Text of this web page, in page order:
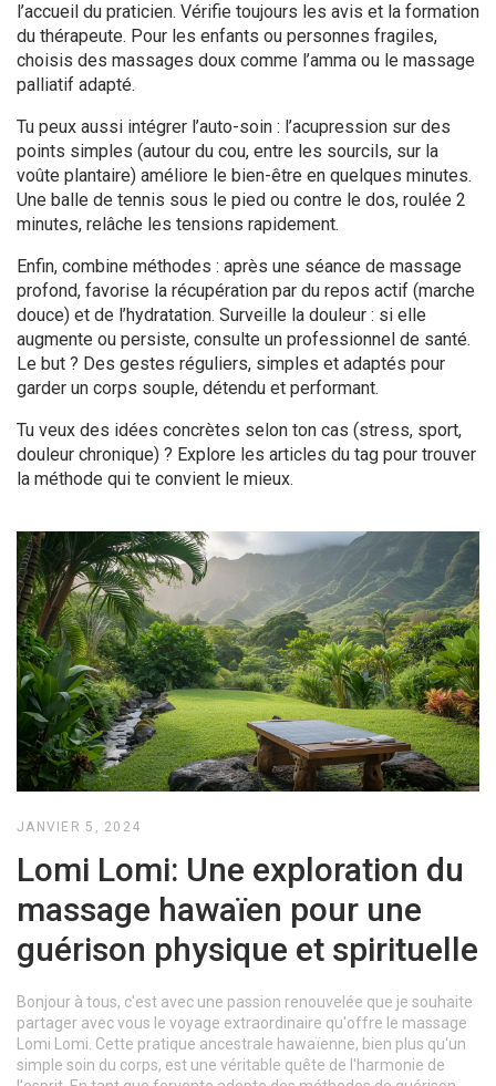
l’accueil du praticien. Vérifie toujours les avis et la formation
du thérapeute. Pour les enfants ou personnes fragiles,
choisis des massages doux comme l’amma ou le massage
palliatif adapté.
Tu peux aussi intégrer l’auto-soin : l’acupression sur des
points simples (autour du cou, entre les sourcils, sur la
voûte plantaire) améliore le bien-être en quelques minutes.
Une balle de tennis sous le pied ou contre le dos, roulée 2
minutes, relâche les tensions rapidement.
Enfin, combine méthodes : après une séance de massage
profond, favorise la récupération par du repos actif (marche
douce) et de l’hydratation. Surveille la douleur : si elle
augmente ou persiste, consulte un professionnel de santé.
Le but ? Des gestes réguliers, simples et adaptés pour
garder un corps souple, détendu et performant.
Tu veux des idées concrètes selon ton cas (stress, sport,
douleur chronique) ? Explore les articles du tag pour trouver
la méthode qui te convient le mieux.
JANVIER 5, 2024
Lomi Lomi: Une exploration du
massage hawaïen pour une
guérison physique et spirituelle
Bonjour à tous, c'est avec une passion renouvelée que je souhaite
partager avec vous le voyage extraordinaire qu'offre le massage
Lomi Lomi. Cette pratique ancestrale hawaïenne, bien plus qu'un
simple soin du corps, est une véritable quête de l'harmonie de